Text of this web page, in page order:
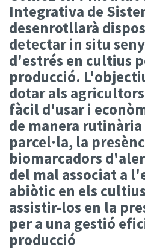
Integrativa de
desenrotllarà
detectar in situ
d'estrés en cultius
producció.
dotar als
fàcil d'usar i
de manera rutinària
parcel·la, la
biomarcadors
del mal associat a
abiòtic en els
assistir-los en la
per a una gestió
producció